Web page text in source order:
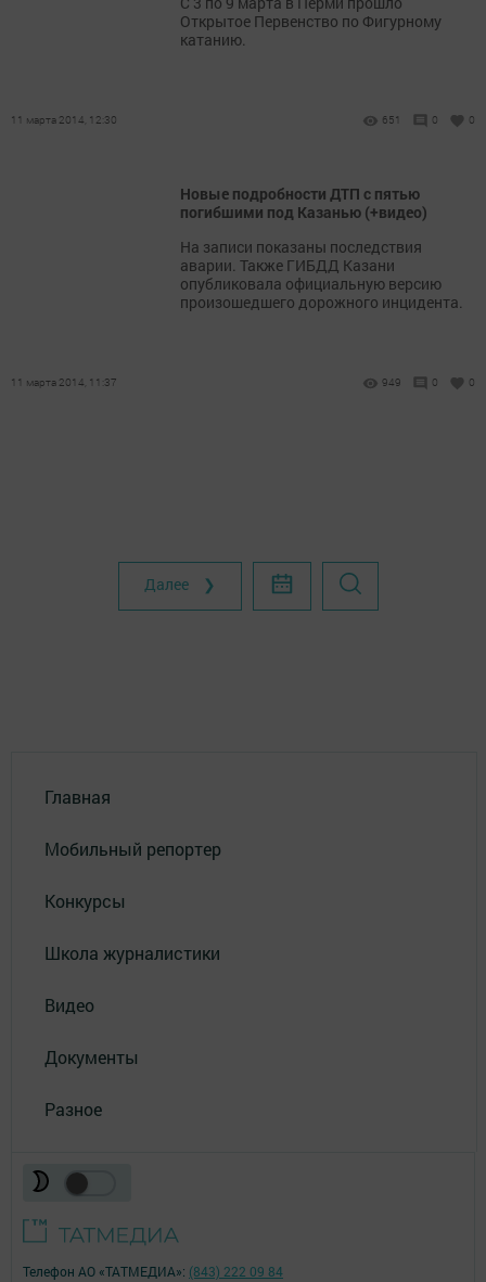
Открытое Первенство по Фигурному
катанию.
11 марта 2014, 12:30 651 0 0
Новые подробности ДТП с пятью
погибшими под Казанью (+видео)
На записи показаны последствия
аварии. Также ГИБДД Казани
опубликовала официальную версию
произошедшего дорожного инцидента.
11 марта 2014, 11:37 949 0 0
Далее ❯
Главная
Мобильный репортер
Конкурсы
Школа журналистики
Видео
Документы
Разное
Телефон АО «ТАТМЕДИА»: (843) 222 09 84